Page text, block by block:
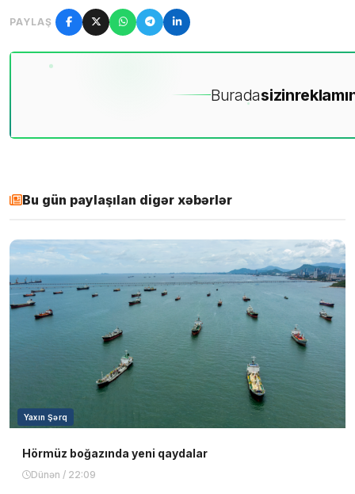
PAYLAŞ
Buradasizin
Bu gün paylaşılan digər xəbərlər
Yaxın Şərq
Hörmüz boğazında yeni qaydalar
Dünən / 22:09